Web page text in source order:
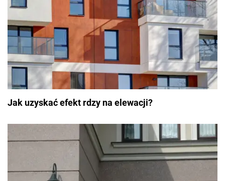
Jak uzyskać efekt rdzy na elewacji?